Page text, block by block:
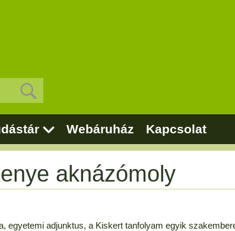
Webáruház Kapcsolat
aknázómoly
egyetemi adjunktus, a Kiskert tanfolyam egyik